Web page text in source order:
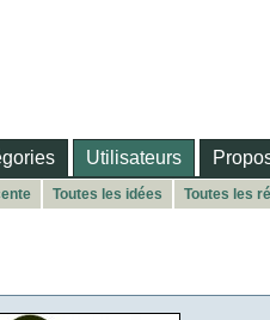
Utilisateurs
Toutes les idées Toutes les